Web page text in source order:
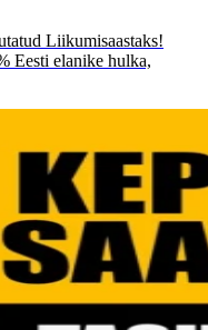
Liikumisaastaks!
Eesti elanike hulka,